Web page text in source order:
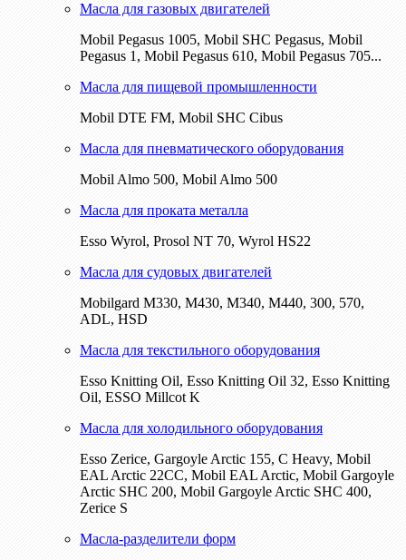
Масла для газовых двигателей
Mobil Pegasus 1005, Mobil SHC Pegasus, Mobil
Pegasus 1, Mobil Pegasus 610, Mobil Pegasus 705...
Масла для пищевой промышленности
Mobil DTE FM, Mobil SHC Cibus
Масла для пневматического оборудования
Mobil Almo 500, Mobil Almo 500
Масла для проката металла
Esso Wyrol, Prosol NT 70, Wyrol HS22
Масла для судовых двигателей
Mobilgard M330, M430, M340, M440, 300, 570,
ADL, HSD
Масла для текстильного оборудования
Esso Knitting Oil, Esso Knitting Oil 32, Esso Knitting
Oil, ESSO Millcot K
Масла для холодильного оборудования
Esso Zerice, Gargoyle Arctic 155, С Heavy, Mobil
EAL Arctic 22CC, Mobil EAL Arctic, Mobil Gargoyle
Arctic SHC 200, Mobil Gargoyle Arctic SHC 400,
Zerice S
Масла-разделители форм